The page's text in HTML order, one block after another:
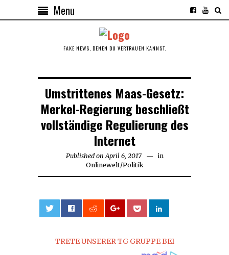
Menu
FAKE NEWS, DENEN DU VERTRAUEN KANNST.
Umstrittenes Maas-Gesetz:
Merkel-Regierung beschließt
vollständige Regulierung des
Internet
Published on April 6, 2017May
14,
in
Onlinewelt/Politik
TRETE UNSERER TG GRUPPE BEI